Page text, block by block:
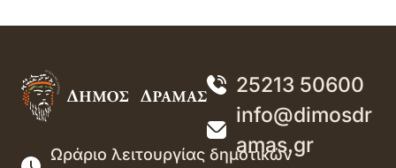
25213 50600
info@dimosdr
amas.gr
Ωράριο λειτουργίας δημοτικών